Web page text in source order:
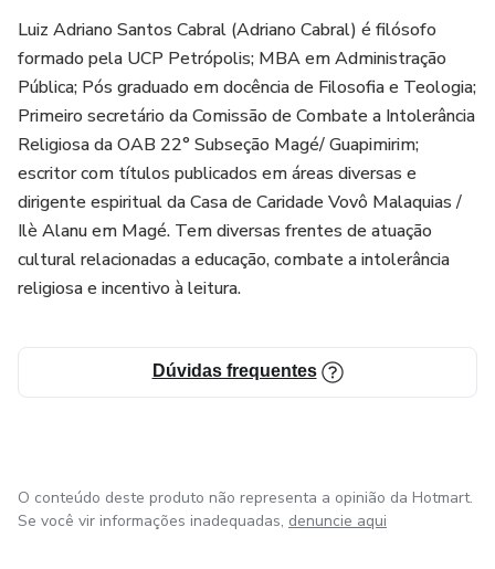
Luiz Adriano Santos Cabral (Adriano Cabral) é filósofo
formado pela UCP Petrópolis; MBA em Administração
Pública; Pós graduado em docência de Filosofia e Teologia;
Primeiro secretário da Comissão de Combate a Intolerância
Religiosa da OAB 22° Subseção Magé/ Guapimirim;
escritor com títulos publicados em áreas diversas e
dirigente espiritual da Casa de Caridade Vovô Malaquias /
Ilè Alanu em Magé. Tem diversas frentes de atuação
cultural relacionadas a educação, combate a intolerância
religiosa e incentivo à leitura.
Dúvidas frequentes
O conteúdo deste produto não representa a opinião da Hotmart.
Se você vir informações inadequadas, denuncie aqui